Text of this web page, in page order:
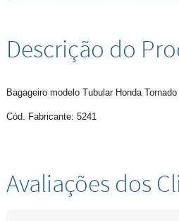
Descrição do
Bagageiro modelo Tubular Honda
Cód. Fabricante: 5241
Avaliações dos